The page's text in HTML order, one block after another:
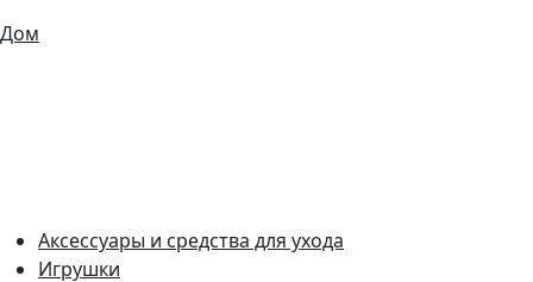
Дом
Аксессуары и средства для ухода
Игрушки